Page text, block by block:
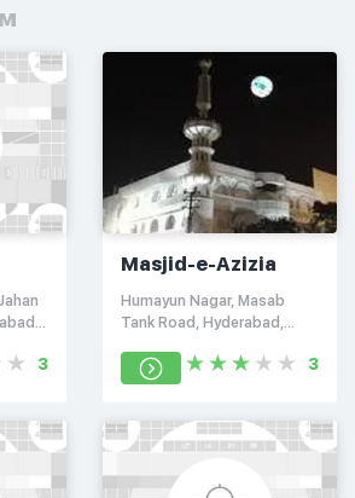
3
Masjid-e-Azizia
Humayun Nagar, Masab
Tank Road, Hyderabad,
3